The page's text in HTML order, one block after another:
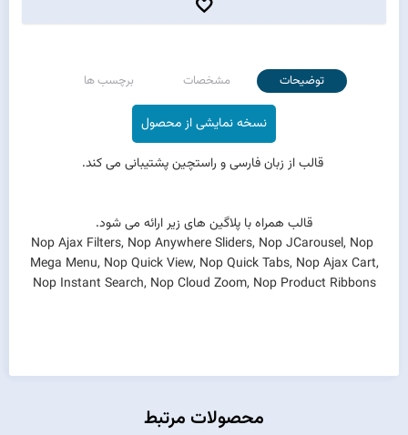
توضیحات مشخصات برچسب ها
نسخه نمایشی از محصول
قالب از زبان فارسی و راستچین پشتیبانی می کند.
قالب همراه با پلاگین های زیر ارائه می شود.
Nop Ajax Filters, Nop Anywhere Sliders, Nop JCarousel, Nop
Mega Menu, Nop Quick View, Nop Quick Tabs, Nop Ajax Cart,
Nop Instant Search, Nop Cloud Zoom, Nop Product Ribbons
محصولات مرتبط